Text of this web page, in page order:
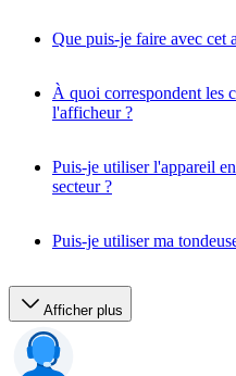
Que puis-je faire avec cet
À quoi correspondent les
l'afficheur ?
Puis-je utiliser l'appareil
secteur ?
Puis-je utiliser ma
Afficher plus